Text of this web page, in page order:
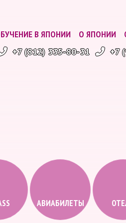
В ЯПОНИИ О ЯПОНИИ
+7 (812) 335-80-31
+7
АВИАБИЛЕТЫ